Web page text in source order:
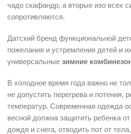
чадо скафандр, а вторые изо всех
сопротивляются.
Датский бренд функциональной
пожелания и устремления детей и
универсальные зимние
В холодное время года важно не
не допустить перегрева и потения,
температур. Современная одежда
весной должна защитить ребенка
дождя и снега, отводить пот от